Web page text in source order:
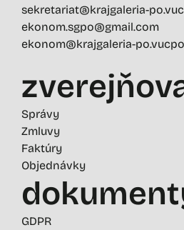
sekretariat@krajgaleria-
ekonom.sgpo@gmail.com
ekonom@krajgaleria-
Správy
Zmluvy
Faktúry
Objednávky
GDPR